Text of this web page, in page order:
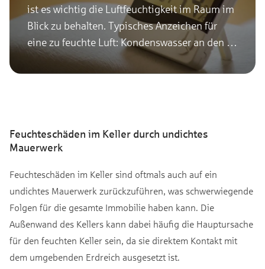
ist es wichtig die Luftfeuchtigkeit im Raum im
Blick zu behalten. Typisches Anzeichen für
eine zu feuchte Luft: Kondenswasser an den …
Feuchteschäden im Keller durch undichtes
Mauerwerk
Feuchteschäden im Keller sind oftmals auch auf ein
undichtes Mauerwerk zurückzuführen, was schwerwiegende
Folgen für die gesamte Immobilie haben kann. Die
Außenwand des Kellers kann dabei häufig die Hauptursache
für den feuchten Keller sein, da sie direktem Kontakt mit
dem umgebenden Erdreich ausgesetzt ist.